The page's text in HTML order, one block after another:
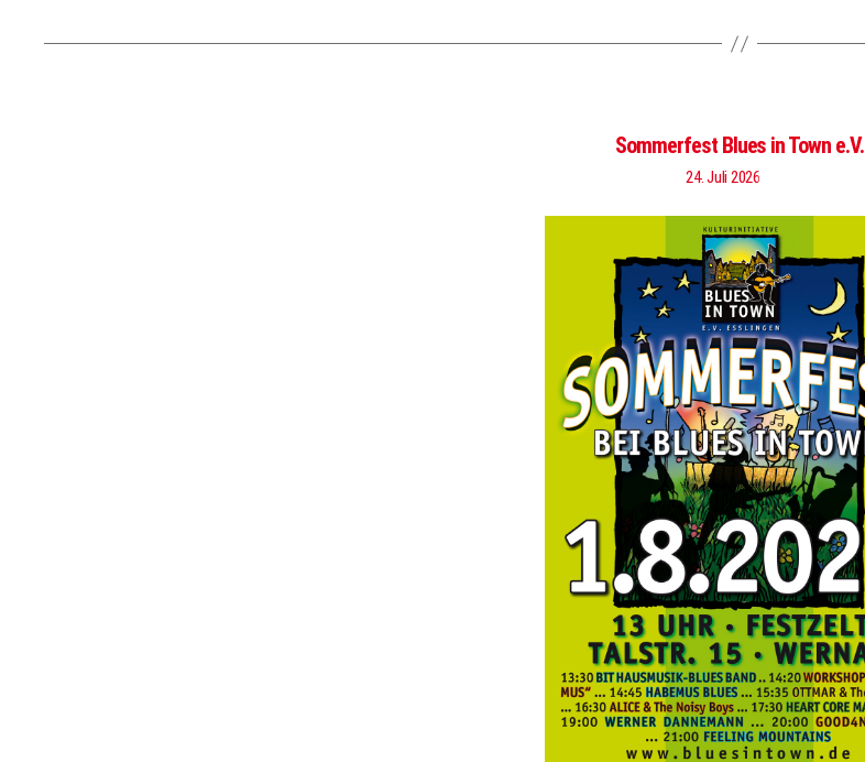
Sommerfest Blues in Town e.V.
24. Juli 2026